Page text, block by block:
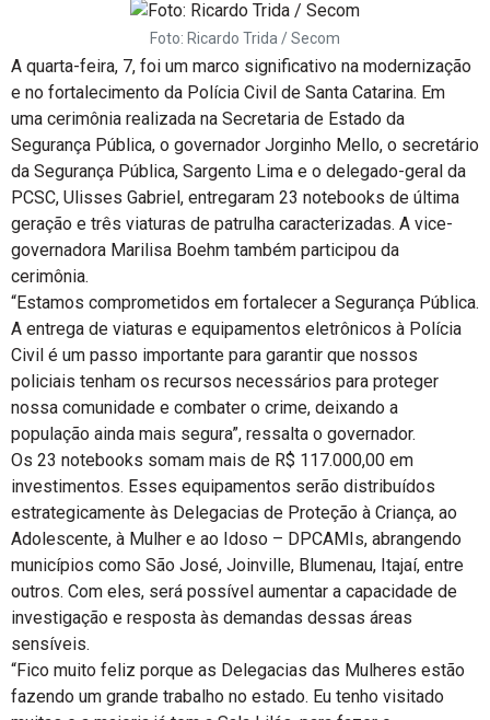
Foto: Ricardo Trida / Secom
A quarta-feira, 7, foi um marco significativo na modernização
e no fortalecimento da Polícia Civil de Santa Catarina. Em
uma cerimônia realizada na Secretaria de Estado da
Segurança Pública, o governador Jorginho Mello, o secretário
da Segurança Pública, Sargento Lima e o delegado-geral da
PCSC, Ulisses Gabriel, entregaram 23 notebooks de última
geração e três viaturas de patrulha caracterizadas. A vice-
governadora Marilisa Boehm também participou da
cerimônia.
“Estamos comprometidos em fortalecer a Segurança Pública.
A entrega de viaturas e equipamentos eletrônicos à Polícia
Civil é um passo importante para garantir que nossos
policiais tenham os recursos necessários para proteger
nossa comunidade e combater o crime, deixando a
população ainda mais segura”, ressalta o governador.
Os 23 notebooks somam mais de R$ 117.000,00 em
investimentos. Esses equipamentos serão distribuídos
estrategicamente às Delegacias de Proteção à Criança, ao
Adolescente, à Mulher e ao Idoso – DPCAMIs, abrangendo
municípios como São José, Joinville, Blumenau, Itajaí, entre
outros. Com eles, será possível aumentar a capacidade de
investigação e resposta às demandas dessas áreas
sensíveis.
“Fico muito feliz porque as Delegacias das Mulheres estão
fazendo um grande trabalho no estado. Eu tenho visitado